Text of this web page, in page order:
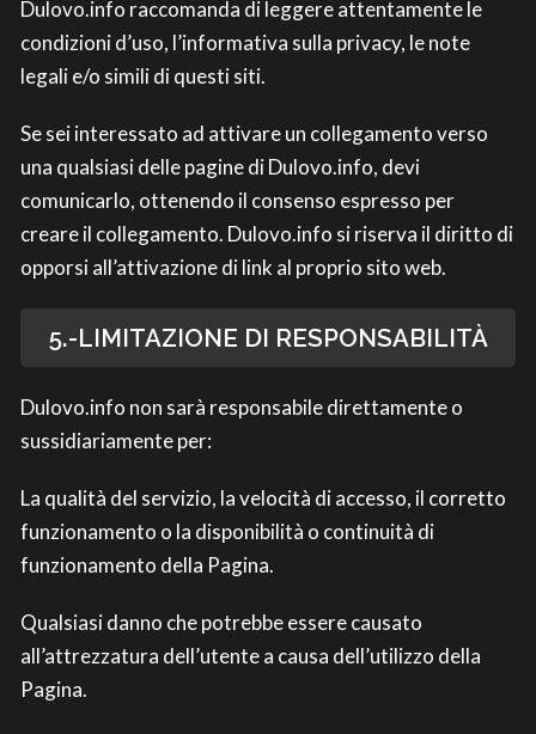
Dulovo.info raccomanda di leggere attentamente le
condizioni d’uso, l’informativa sulla privacy, le note
legali e/o simili di questi siti.
Se sei interessato ad attivare un collegamento verso
una qualsiasi delle pagine di Dulovo.info, devi
comunicarlo, ottenendo il consenso espresso per
creare il collegamento. Dulovo.info si riserva il diritto di
opporsi all’attivazione di link al proprio sito web.
5.-LIMITAZIONE DI RESPONSABILITÀ
Dulovo.info non sarà responsabile direttamente o
sussidiariamente per:
La qualità del servizio, la velocità di accesso, il corretto
funzionamento o la disponibilità o continuità di
funzionamento della Pagina.
Qualsiasi danno che potrebbe essere causato
all’attrezzatura dell’utente a causa dell’utilizzo della
Pagina.